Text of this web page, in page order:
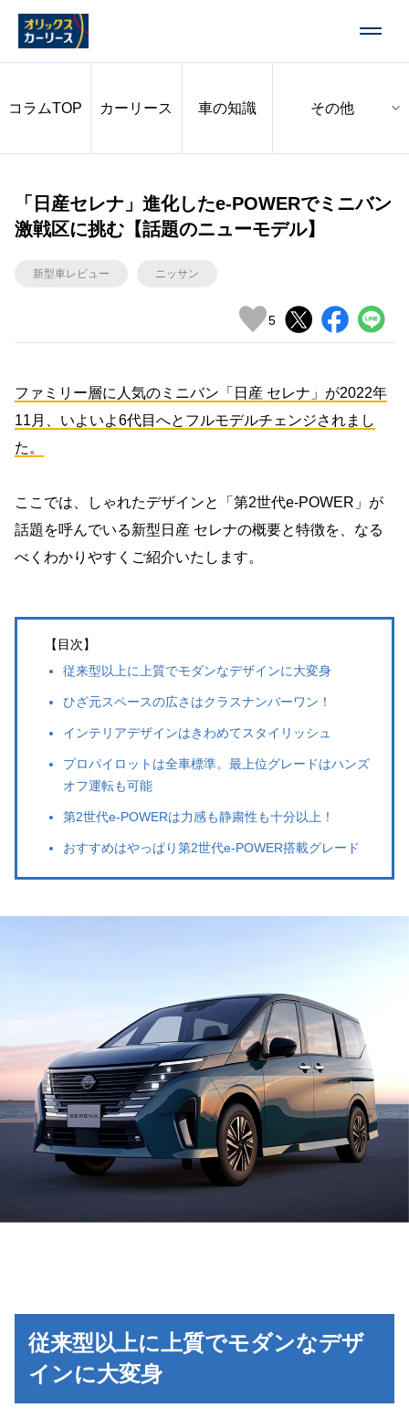
コラムTOP カーリース 車の知識
「日産セレナ」進化したe-POWERでミニバン
激戦区に挑む【話題のニューモデル】
新型車レビュー ニッサン
5
ファミリー層に人気のミニバン「日産 セレナ」が2022年
11月、いよいよ6代目へとフルモデルチェンジされまし
た。
ここでは、しゃれたデザインと「第2世代e-POWER」が
話題を呼んでいる新型日産 セレナの概要と特徴を、なる
べくわかりやすくご紹介いたします。
【目次】
従来型以上に上質でモダンなデザインに大変身
ひざ元スペースの広さはクラスナンバーワン！
インテリアデザインはきわめてスタイリッシュ
プロパイロットは全車標準。最上位グレードはハンズ
オフ運転も可能
第2世代e-POWERは力感も静粛性も十分以上！
おすすめはやっぱり第2世代e-POWER搭載グレード
従来型以上に上質でモダンなデザ
インに大変身